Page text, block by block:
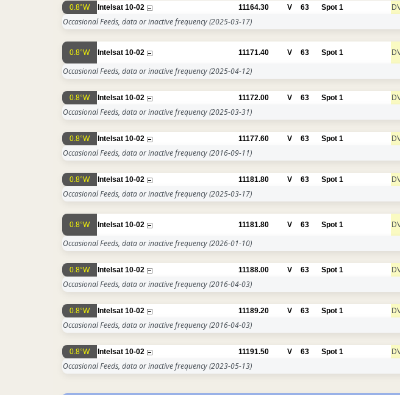
0.8°W Intelsat 10-02 11164.30 V 63 Spot 1
Occasional Feeds, data or inactive frequency(2025-03-17)
0.8°W Intelsat 10-02 11171.40 V 63 Spot 1
Occasional Feeds, data or inactive frequency(2025-04-12)
0.8°W Intelsat 10-02 11172.00 V 63 Spot 1
Occasional Feeds, data or inactive frequency(2025-03-31)
0.8°W Intelsat 10-02 11177.60 V 63 Spot 1
Occasional Feeds, data or inactive frequency(2016-09-11)
0.8°W Intelsat 10-02 11181.80 V 63 Spot 1
Occasional Feeds, data or inactive frequency(2025-03-17)
0.8°W Intelsat 10-02 11181.80 V 63 Spot 1
Occasional Feeds, data or inactive frequency(2026-01-10)
0.8°W Intelsat 10-02 11188.00 V 63 Spot 1
Occasional Feeds, data or inactive frequency(2016-04-03)
0.8°W Intelsat 10-02 11189.20 V 63 Spot 1
Occasional Feeds, data or inactive frequency(2016-04-03)
0.8°W Intelsat 10-02 11191.50 V 63 Spot 1
Occasional Feeds, data or inactive frequency(2023-05-13)